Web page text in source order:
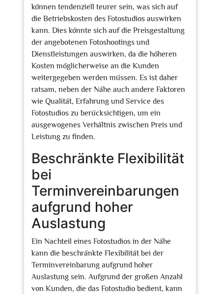
können tendenziell teurer sein, was sich auf
die Betriebskosten des Fotostudios auswirken
kann. Dies könnte sich auf die Preisgestaltung
der angebotenen Fotoshootings und
Dienstleistungen auswirken, da die höheren
Kosten möglicherweise an die Kunden
weitergegeben werden müssen. Es ist daher
ratsam, neben der Nähe auch andere Faktoren
wie Qualität, Erfahrung und Service des
Fotostudios zu berücksichtigen, um ein
ausgewogenes Verhältnis zwischen Preis und
Leistung zu finden.
Beschränkte Flexibilität
bei
Terminvereinbarungen
aufgrund hoher
Auslastung
Ein Nachteil eines Fotostudios in der Nähe
kann die beschränkte Flexibilität bei der
Terminvereinbarung aufgrund hoher
Auslastung sein. Aufgrund der großen Anzahl
von Kunden, die das Fotostudio bedient, kann